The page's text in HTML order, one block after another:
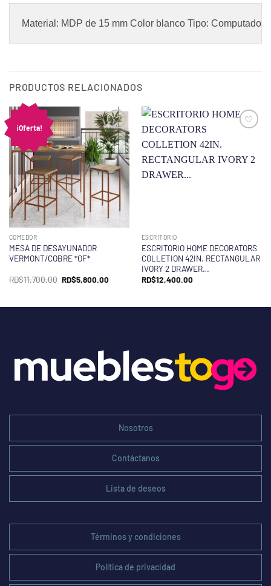
Material: MDP de 15 mm Color blanco Tipo:
PRODUCTOS RELACIONADOS
¡Oferta!
COMEDOR
MESA DE DESAYUNADOR
VERMONT/COBRE *OF*
RD$11,700.00 El
precio
RD$11,700.00.
RD$5,800.00El
RD$5,800.00.
ESCRITORIO
ESCRITORIO HOME DECORATORS
COLLETION 42IN. RECTANGULAR
IVORY 2 DRAWER…
RD$12,400.00
Nosotros
Contáctanos
Lista de deseos
Términos y condiciones
Política de privacidad